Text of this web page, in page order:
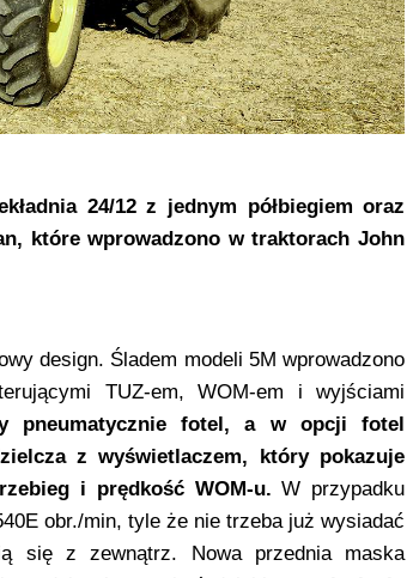
24/12 z jednym półbiegiem oraz
które wprowadzono w traktorach John
design. Śladem modeli 5M wprowadzono
TUZ-em, WOM-em i wyjściami
pneumatycznie fotel, a w opcji fotel
z wyświetlaczem, który pokazuje
i prędkość WOM-u. W przypadku
obr./min, tyle że nie trzeba już wysiadać
się z zewnątrz. Nowa przednia maska